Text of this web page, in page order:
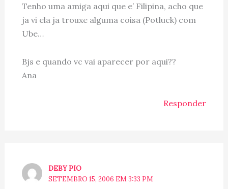
Tenho uma amiga aqui que e’ Filipina, acho que
ja vi ela ja trouxe alguma coisa (Potluck) com
Ube…
Bjs e quando vc vai aparecer por aqui??
Ana
Responder
DEBY PIO
SETEMBRO 15, 2006 EM 3:33 PM